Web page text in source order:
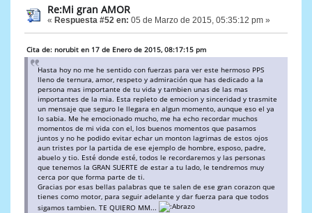
Re:Mi gran AMOR
« Respuesta #52 en: 05 de Marzo de 2015, 05:35:12 pm »
Cita de: norubit en 17 de Enero de 2015, 08:17:15 pm
Hasta hoy no me he sentido con fuerzas para ver este hermoso PPS
lleno de ternura, amor, respeto y admiración que has dedicado a la
persona mas importante de tu vida y tambien unas de las mas
importantes de la mia. Esta repleto de emocion y sinceridad y trasmite
un mensaje que seguro le llegara en algun momento, aunque eso el ya
lo sabia. Me he emocionado mucho, me ha echo recordar muchos
momentos de mi vida con el, los buenos momentos que pasamos
juntos y no he podido evitar echar un monton lagrimas de estos ojos
aun tristes por la partida de ese ejemplo de hombre, esposo, padre,
abuelo y tio. Esté donde esté, todos le recordaremos y las personas
que tenemos la GRAN SUERTE de estar a tu lado, le tendremos muy
cerca por que forma parte de ti.
Gracias por esas bellas palabras que te salen de ese gran corazon que
tienes como motor, para seguir adelante y dar fuerza para que todos
sigamos tambien. TE QUIERO MM...